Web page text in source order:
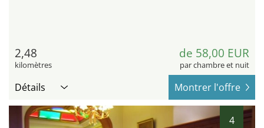
2,48
kilomètres
de 58,00 EUR
par chambre et nuit
Détails Montrer l'offre
4